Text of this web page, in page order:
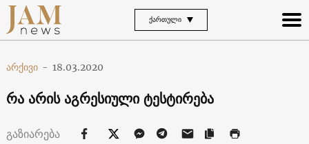
ᲥᲐᲠᲗᲣᲚᲘ
არქივი - 18.03.2020
რა არის აგრესიული ტესტირება
გაზიარება